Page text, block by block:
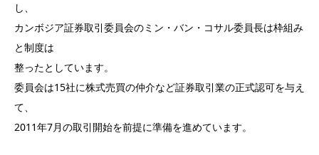
し、
カンボジア証券取引委員会のミン・バン・コサル委員長は枠組み
と制度は
整ったとしています。
委員会は15社に株式売買の仲介など証券取引業の正式認可を与え
て、
2011年7月の取引開始を前提に準備を進めています。